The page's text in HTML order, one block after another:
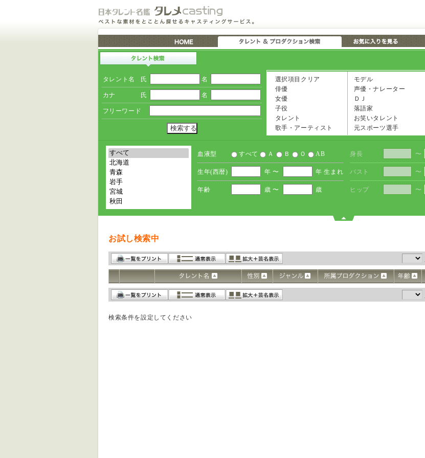
タレント名 氏 名
カナ 氏 名
フリーワード
選択項目クリア
俳優
女優
子役
タレント
歌手・アーティスト
モデル
声優・ナレーター
ＤＪ
落語家
お笑いタレント
元スポーツ選手
血液型 すべて Ａ Ｂ Ｏ AB
生年(西暦) 年 〜 年 生まれ
年齢 歳 〜 歳
身長 〜
バスト 〜
ヒップ 〜
お試し検索中
検索条件を設定してください